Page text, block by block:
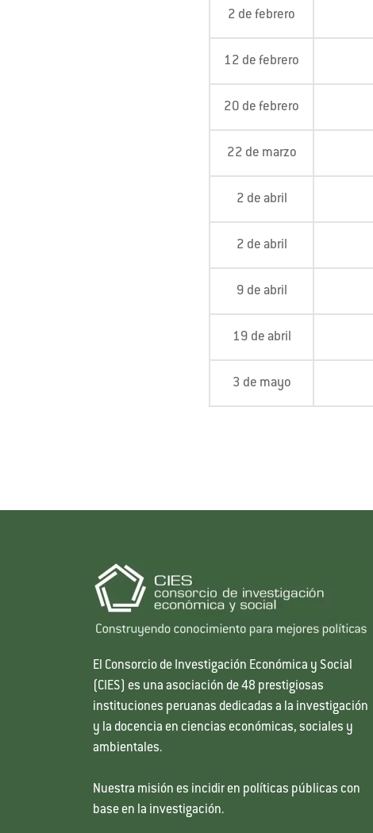
2 de febrero
12 de febrero
20 de febrero
22 de marzo
2 de abril
2 de abril
9 de abril
19 de abril
3 de mayo
El Consorcio de Investigación Económica y Social
(CIES) es una asociación de 48 prestigiosas
instituciones peruanas dedicadas a la investigación
y la docencia en ciencias económicas, sociales y
ambientales.
Nuestra misión es incidir en políticas públicas con
base en la investigación.